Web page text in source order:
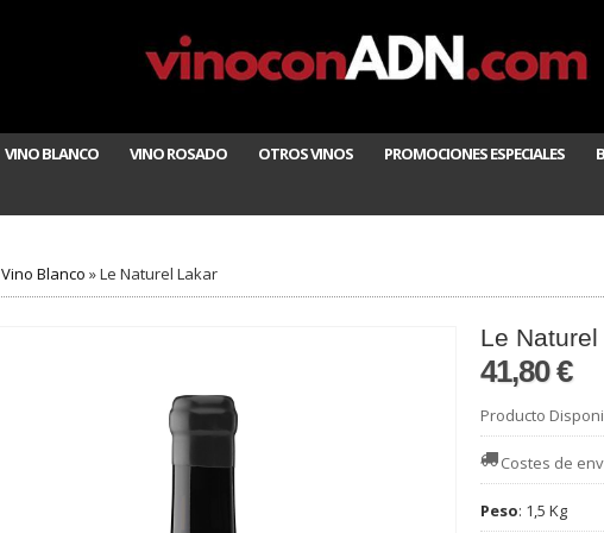
VINO BLANCO VINO ROSADO OTROS VINOS PROMOCIONES ESPECIALES
Vino Blanco »Le Naturel Lakar
Le
41,80 €
Producto
Costes de
Peso: 1,5 Kg